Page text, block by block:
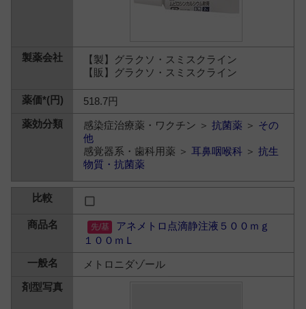
【製】グラクソ・スミスクライン
【販】グラクソ・スミスクライン
518.7円
感染症治療薬・ワクチン ＞抗菌薬 ＞ その
他
感覚器系・歯科用薬 ＞耳鼻咽喉科 ＞抗生
物質・抗菌薬
アネメトロ点滴静注液５００ｍｇ
１００ｍＬ
メトロニダゾール